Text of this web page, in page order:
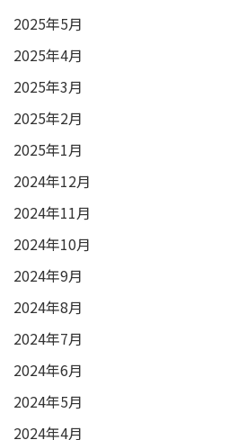
2025年5月
2025年4月
2025年3月
2025年2月
2025年1月
2024年12月
2024年11月
2024年10月
2024年9月
2024年8月
2024年7月
2024年6月
2024年5月
2024年4月